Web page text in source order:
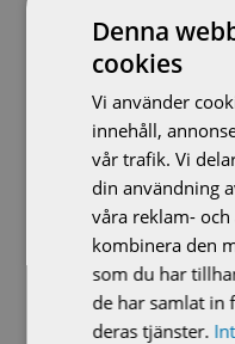
så behöver du ha
genom utbildning,
innebär att du ska
förstå dig på
som
något slag är det
Har du kunskap
detta också ett
Du är flytande i
engelska.
Denna
cookies
Vi använder
innehåll,
vår trafik. Vi
din användning
våra reklam-
kombinera den
som du har
de har samlat in
deras tjänster.